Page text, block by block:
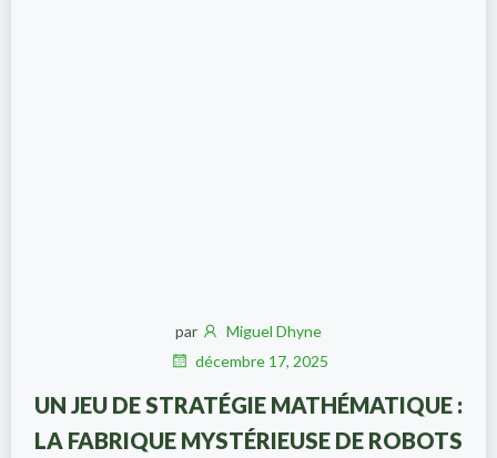
par
Miguel Dhyne
décembre 17, 2025
UN JEU DE STRATÉGIE MATHÉMATIQUE :
LA FABRIQUE MYSTÉRIEUSE DE ROBOTS